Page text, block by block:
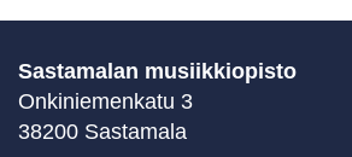
Sastamalan musiikkiopisto
Onkiniemenkatu 3
38200 Sastamala